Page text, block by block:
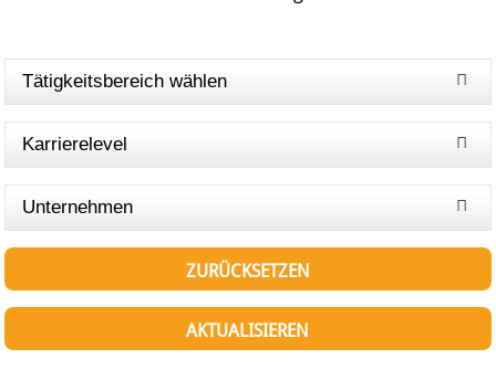
Tätigkeitsbereich wählen
Karrierelevel
Unternehmen
ZURÜCKSETZEN
AKTUALISIEREN